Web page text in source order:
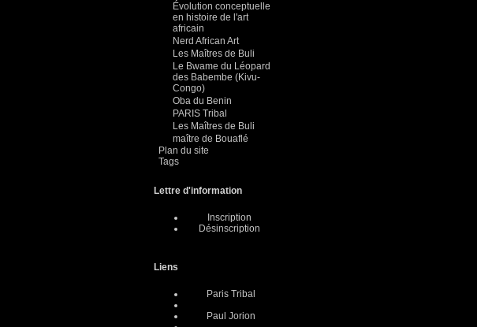
Évolution conceptuelle
en histoire de l'art
africain
Nerd African Art
Les Maîtres de Buli
Le Bwame du Léopard
des Babembe (Kivu-
Congo)
Oba du Benin
PARIS Tribal
Les Maîtres de Buli
maître de Bouaflé
Plan du site
Tags
Lettre d'information
Inscription
Désinscription
Liens
Paris Tribal
Paul Jorion